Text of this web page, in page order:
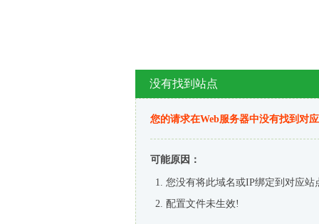
没有找到站点
您的请求在Web服务器中没有找到对
可能原因：
您没有将此域名或IP绑定到对应站
配置文件未生效!